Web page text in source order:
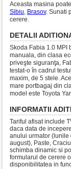
Aceasta masina
Sibiu, Brasov. Sunati
cerere.
DETALII
Skoda Fabia 1.0 MPI
manuala, din clasa
priveşte siguranţa,
testat-o în cadrul
maxim, de 5 stele.
mare portbagaj din
model este Toyota
INFORMATII
Tariful afisat include
daca data de
anului urmator (lunile
august), Paste,
schimba dinamic si
formularul de cerere
disponibilitatea in